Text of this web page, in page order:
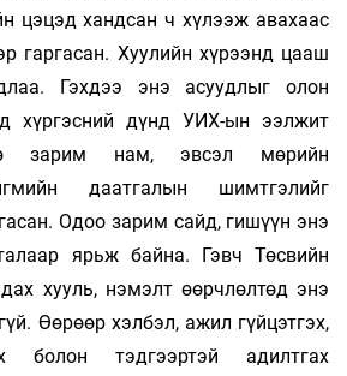
цэцэд хандсан ч хүлээж авахаас
гаргасан. Хуулийн хүрээнд цааш
Гэхдээ энэ асуудлыг олон
хүргэсний дүнд УИХ-ын ээлжит
зарим нам, эвсэл мөрийн
даатгалын шимтгэлийг
Одоо зарим сайд, гишүүн энэ
ярьж байна. Гэвч Төсвийн
хууль, нэмэлт өөрчлөлтөд энэ
Өөрөөр хэлбэл, ажил гүйцэтгэх,
болон тэдгээртэй адилтгах